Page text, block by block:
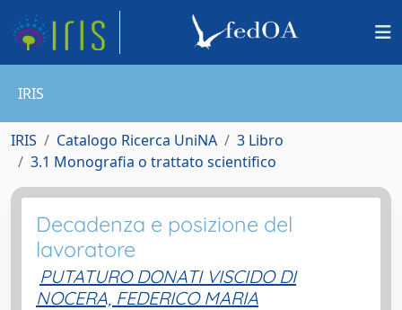
IRIS
IRIS Catalogo Ricerca UniNA
3 Libro
3.1 Monografia o trattato scientifico
Decadenza e posizione del
lavoratore
PUTATURO DONATI VISCIDO DI
NOCERA, FEDERICO MARIA